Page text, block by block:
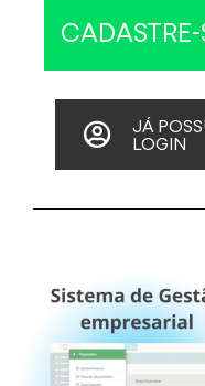
JÁ
LOGIN